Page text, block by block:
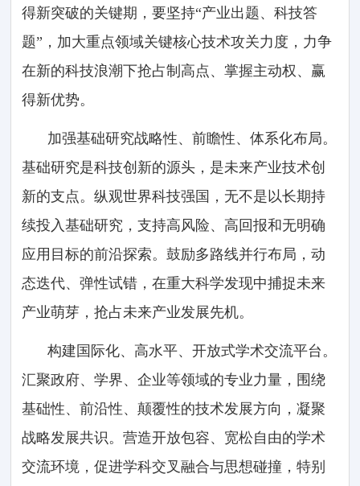
得新突破的关键期，要坚持“产业出题、科技答
题”，加大重点领域关键核心技术攻关力度，力争
在新的科技浪潮下抢占制高点、掌握主动权、赢
得新优势。
加强基础研究战略性、前瞻性、体系化布局。
基础研究是科技创新的源头，是未来产业技术创
新的支点。纵观世界科技强国，无不是以长期持
续投入基础研究，支持高风险、高回报和无明确
应用目标的前沿探索。鼓励多路线并行布局，动
态迭代、弹性试错，在重大科学发现中捕捉未来
产业萌芽，抢占未来产业发展先机。
构建国际化、高水平、开放式学术交流平台。
汇聚政府、学界、企业等领域的专业力量，围绕
基础性、前沿性、颠覆性的技术发展方向，凝聚
战略发展共识。营造开放包容、宽松自由的学术
交流环境，促进学科交叉融合与思想碰撞，特别